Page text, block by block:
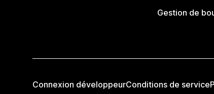
Gestion de
Connexion développeurConditions de service